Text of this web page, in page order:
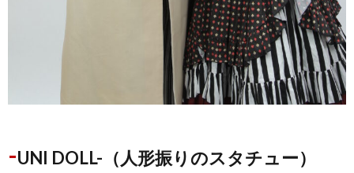
-UNI DOLL-（人形振りのスタチュー）